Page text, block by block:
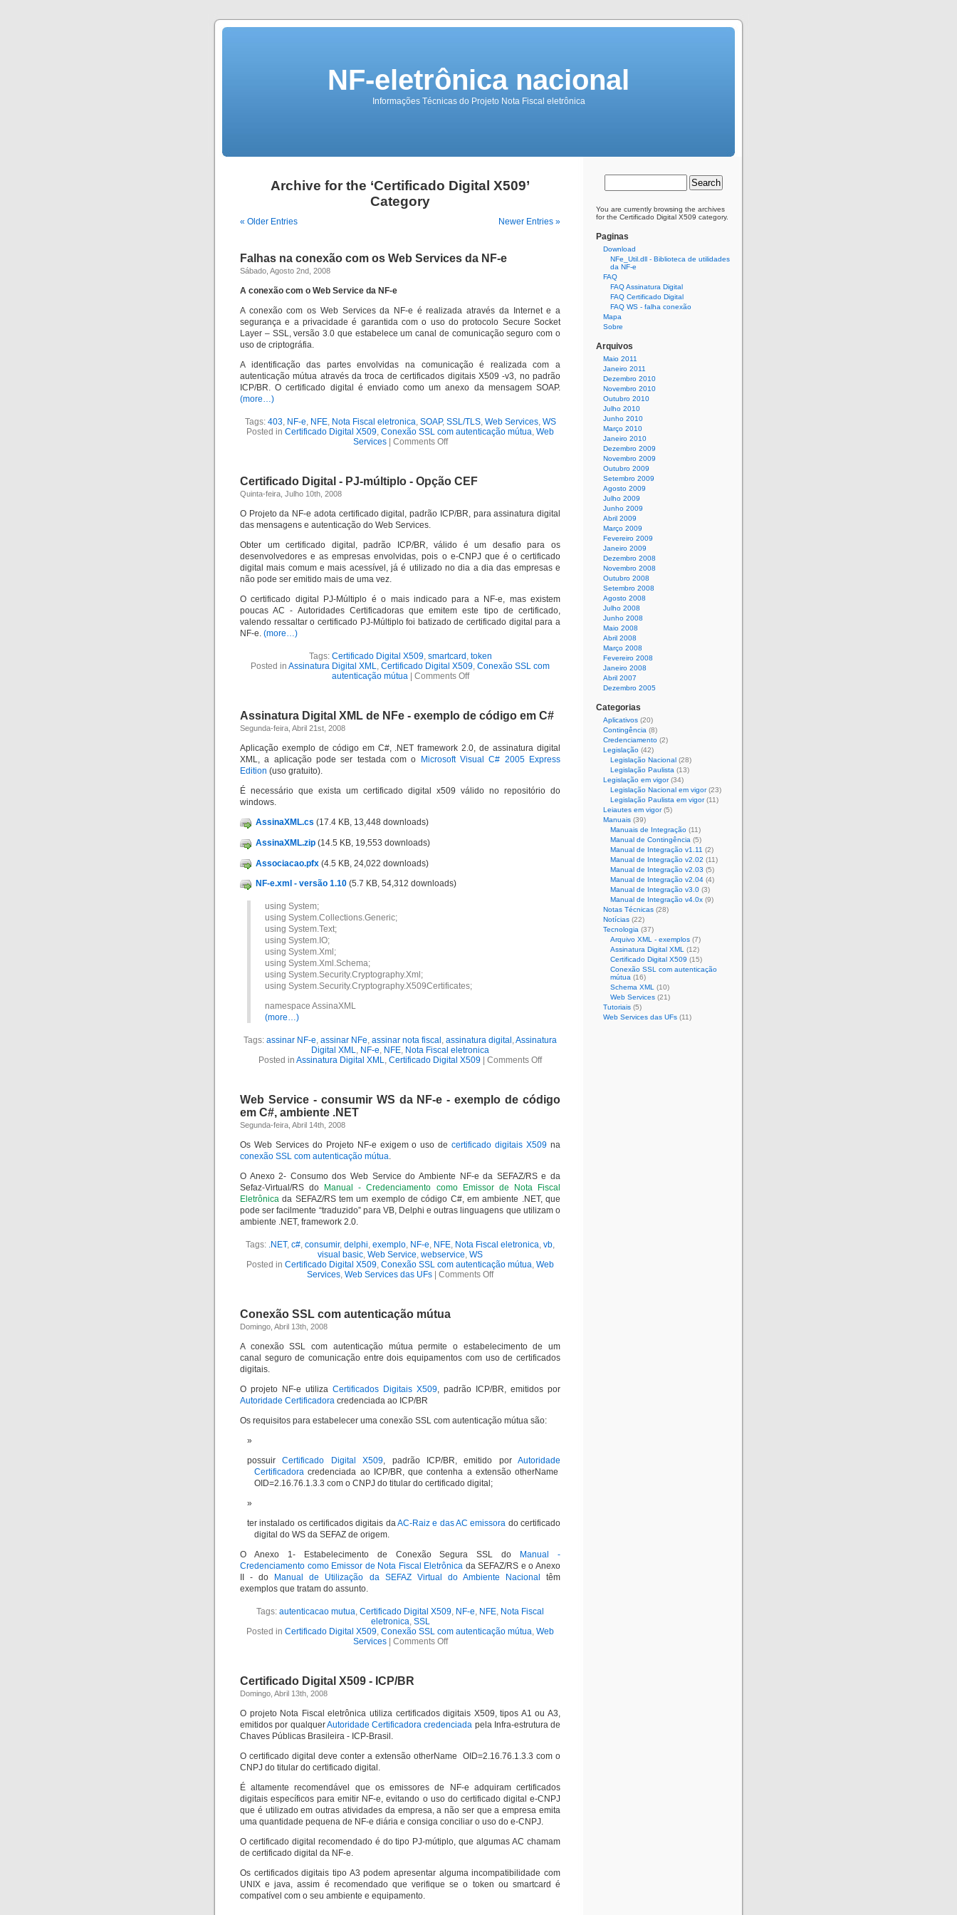
NF-eletrônica nacional
Informações Técnicas do Projeto Nota Fiscal eletrônica
Archive for the ‘Certificado Digital X509’
Category
« Older Entries Newer Entries »
Falhas na conexão com os Web Services da NF-e
Sábado, Agosto 2nd, 2008
A conexão com o Web Service da NF-e
A conexão com os Web Services da NF-e é realizada através da Internet e a
segurança e a privacidade é garantida com o uso do protocolo Secure Socket
Layer – SSL, versão 3.0 que estabelece um canal de comunicação seguro com o
uso de criptográfia.
A identificação das partes envolvidas na comunicação é realizada com a
autenticação mútua através da troca de certificados digitais X509 -v3, no padrão
ICP/BR. O certificado digital é enviado como um anexo da mensagem SOAP.
(more…)
Tags: 403, NF-e, NFE, Nota Fiscal eletronica, SOAP, SSL/TLS, Web Services, WS
Posted in Certificado Digital X509, Conexão SSL com autenticação mútua, Web
Services| Comments Off
Certificado Digital - PJ-múltiplo - Opção CEF
Quinta-feira, Julho 10th, 2008
O Projeto da NF-e adota certificado digital, padrão ICP/BR, para assinatura digital
das mensagens e autenticação do Web Services.
Obter um certificado digital, padrão ICP/BR, válido é um desafio para os
desenvolvedores e as empresas envolvidas, pois o e-CNPJ que é o certificado
digital mais comum e mais acessível, já é utilizado no dia a dia das empresas e
não pode ser emitido mais de uma vez.
O certificado digital PJ-Múltiplo é o mais indicado para a NF-e, mas existem
poucas AC - Autoridades Certificadoras que emitem este tipo de certificado,
valendo ressaltar o certificado PJ-Múltiplo foi batizado de certificado digital para a
NF-e. (more…)
Tags: Certificado Digital X509, smartcard , token
Posted in Assinatura Digital XML, Certificado Digital X509, Conexão SSL com
autenticação mútua| Comments Off
Assinatura Digital XML de NFe - exemplo de código em C#
Segunda-feira, Abril 21st, 2008
Aplicação exemplo de código em C#, .NET framework 2.0, de assinatura digital
XML, a aplicação pode ser testada com o
Microsoft Visual C# 2005 Express
Edition (uso gratuito).
É necessário que exista um certificado digital x509 válido no repositório do
windows.
AssinaXML.cs (17.4 KB, 13,448 downloads)
AssinaXML.zip (14.5 KB, 19,553 downloads)
Associacao.pfx (4.5 KB, 24,022 downloads)
NF-e.xml - versão 1.10 (5.7 KB, 54,312 downloads)
using System;
using System.Collections.Generic;
using System.Text;
using System.IO;
using System.Xml;
using System.Xml.Schema;
using System.Security.Cryptography.Xml;
using System.Security.Cryptography.X509Certificates;
namespace AssinaXML
(more…)
Tags: assinar NF-e, assinar NFe, assinar nota fiscal , assinatura digital ,Assinatura
Digital XML, NF-e, NFE, Nota Fiscal eletronica
Posted in Assinatura Digital XML, Certificado Digital X509 Comments Off
Web Service - consumir WS da NF-e - exemplo de código
em C#, ambiente .NET
Segunda-feira, Abril 14th, 2008
Os Web Services do Projeto NF-e exigem o uso decertificado digitais X509 na
conexão SSL com autenticação mútua.
O Anexo 2- Consumo dos Web Service do Ambiente NF-e da SEFAZ/RS e da
Sefaz-Virtual/RS do
Manual - Credenciamento como Emissor de Nota Fiscal
Eletrônica da SEFAZ/RS tem um exemplo de código C#, em ambiente .NET, que
pode ser facilmente “traduzido” para VB, Delphi e outras linguagens que utilizam o
ambiente .NET, framework 2.0.
Tags: .NET, c#, consumir, delphi, exemplo, NF-e, NFE, Nota Fiscal eletronica, vb,
visual basic, Web Service, webservice, WS
Posted in Certificado Digital X509, Conexão SSL com autenticação mútua, Web
Services, Web Services das UFs Comments Off
Conexão SSL com autenticação mútua
Domingo, Abril 13th, 2008
A conexão SSL com autenticação mútua permite o estabelecimento de um
canal seguro de comunicação entre dois equipamentos com uso de certificados
digitais.
O projeto NF-e utiliza Certificados Digitais X509, padrão ICP/BR, emitidos por
Autoridade Certificadora credenciada ao ICP/BR
Os requisitos para estabelecer uma conexão SSL com autenticação mútua são:
possuirCertificado Digital X509, padrão ICP/BR, emitido por Autoridade
Certificadora credenciada ao ICP/BR, que contenha a extensão otherName
OID=2.16.76.1.3.3 com o CNPJ do titular do certificado digital;
ter instalado os certificados digitais daAC-Raiz e das AC emissora do certificado
digital do WS da SEFAZ de origem.
O Anexo 1- Estabelecimento de Conexão Segura SSL do
Manual -
Credenciamento como Emissor de Nota Fiscal Eletrônica da SEFAZ/RS e o Anexo
II - do
Manual de Utilização da SEFAZ Virtual do Ambiente Nacional
têm
exemplos que tratam do assunto.
Tags: autenticacao mutua, Certificado Digital X509, NF-e, NFE, Nota Fiscal
eletronica, SSL
Posted in Certificado Digital X509, Conexão SSL com autenticação mútua, Web
Services| Comments Off
Certificado Digital X509 - ICP/BR
Domingo, Abril 13th, 2008
O projeto Nota Fiscal eletrônica utiliza certificados digitais X509, tipos A1 ou A3,
emitidos por qualquerAutoridade Certificadora credenciada pela Infra-estrutura de
Chaves Públicas Brasileira - ICP-Brasil.
O certificado digital deve conter a extensão otherName OID=2.16.76.1.3.3 com o
CNPJ do titular do certificado digital.
É altamente recomendável que os emissores de NF-e adquiram certificados
digitais específicos para emitir NF-e, evitando o uso do certificado digital e-CNPJ
que é utilizado em outras atividades da empresa, a não ser que a empresa emita
uma quantidade pequena de NF-e diária e consiga conciliar o uso do e-CNPJ.
O certificado digital recomendado é do tipo PJ-mútiplo, que algumas AC chamam
de certificado digital da NF-e.
Os certificados digitais tipo A3 podem apresentar alguma incompatibilidade com
UNIX e java, assim é recomendado que verifique se o token ou smartcard é
compatível com o seu ambiente e equipamento.
You are currently browsing the archives
for the Certificado Digital X509 category.
Paginas
Download
NFe_Util.dll - Biblioteca de utilidades
da NF-e
FAQ
FAQ Assinatura Digital
FAQ Certificado Digital
FAQ WS - falha conexão
Mapa
Sobre
Arquivos
Maio 2011
Janeiro 2011
Dezembro 2010
Novembro 2010
Outubro 2010
Julho 2010
Junho 2010
Março 2010
Janeiro 2010
Dezembro 2009
Novembro 2009
Outubro 2009
Setembro 2009
Agosto 2009
Julho 2009
Junho 2009
Abril 2009
Março 2009
Fevereiro 2009
Janeiro 2009
Dezembro 2008
Novembro 2008
Outubro 2008
Setembro 2008
Agosto 2008
Julho 2008
Junho 2008
Maio 2008
Abril 2008
Março 2008
Fevereiro 2008
Janeiro 2008
Abril 2007
Dezembro 2005
Categorias
Aplicativos (20)
Contingência (8)
Credenciamento (2)
Legislação (42)
Legislação Nacional (28)
Legislação Paulista (13)
Legislação em vigor(34)
Legislação Nacional em vigor(23)
Legislação Paulista em vigor(11)
Leiautes em vigor(5)
Manuais (39)
Manuais de Integração (11)
Manual de Contingência (5)
Manual de Integração v1.11 (2)
Manual de Integração v2.02 (11)
Manual de Integração v2.03 (5)
Manual de Integração v2.04 (4)
Manual de Integração v3.0 (3)
Manual de Integração v4.0x (9)
Notas Técnicas (28)
Notícias (22)
Tecnologia (37)
Arquivo XML - exemplos (7)
Assinatura Digital XML
(12)
Certificado Digital X509 (15)
Conexão SSL com autenticação
mútua (16)
Schema XML
(10)
Web Services (21)
Tutoriais (5)
Web Services das UFs (11)